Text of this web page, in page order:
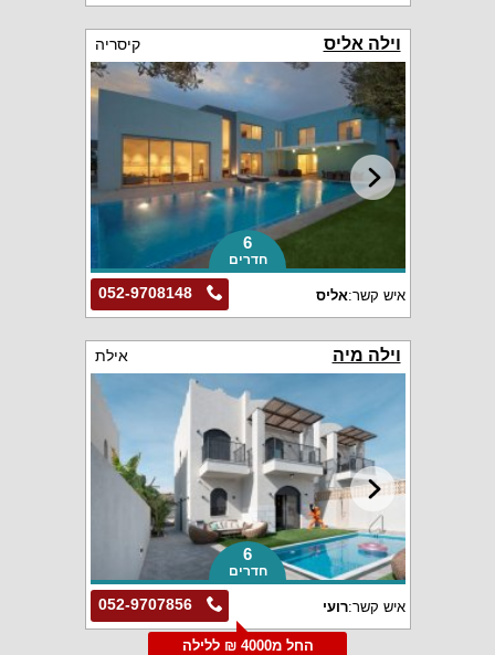
וילה אליס קיסריה
6
חדרים
052-9708148 איש קשר:אליס
וילה מיה אילת
6
חדרים
052-9707856 איש קשר:רועי
החל מ4000 ₪ ללילה